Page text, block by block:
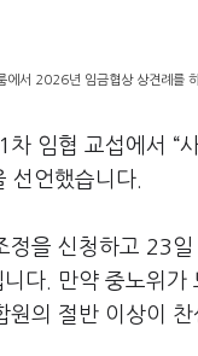
에서 2026년 임금협상 상견례를
차 임협 교섭에서 “
선언했습니다
정을 신청하고 23일
니다
만약 중노위가
원의 절반 이상이